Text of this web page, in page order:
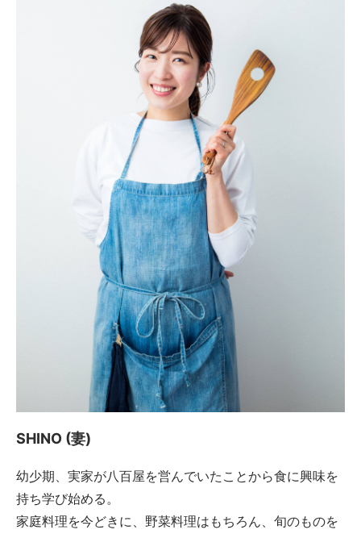
SHINO (妻)
幼少期、実家が八百屋を営んでいたことから食に興味を
持ち学び始める。
家庭料理を今どきに、野菜料理はもちろん、旬のものを